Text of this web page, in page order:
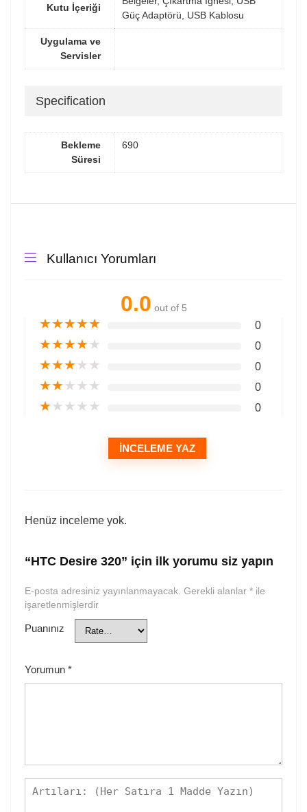
Kutu İçeriği
Güç Adaptörü, USB Kablosu
Uygulama ve
Servisler
Specification
Bekleme
Süresi
690
Kullanıcı Yorumları
0.0 out of 5
★★★★★ 0
★★★★★ 0
★★★★★ 0
★★★★★ 0
★★★★★ 0
İNCELEME YAZ
Henüz inceleme yok.
“HTC Desire 320” için ilk yorumu siz yapın
E-posta adresiniz yayınlanmayacak. Gerekli alanlar * ile
işaretlenmişlerdir
Puanınız
Yorumun *